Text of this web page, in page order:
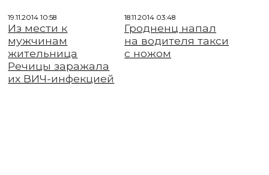
19.11.2014 10:58
Из мести к
мужчинам
жительница
Речицы заражала
их ВИЧ-инфекцией
18.11.2014 03:48
Гродненц напал
на водителя такси
с ножом